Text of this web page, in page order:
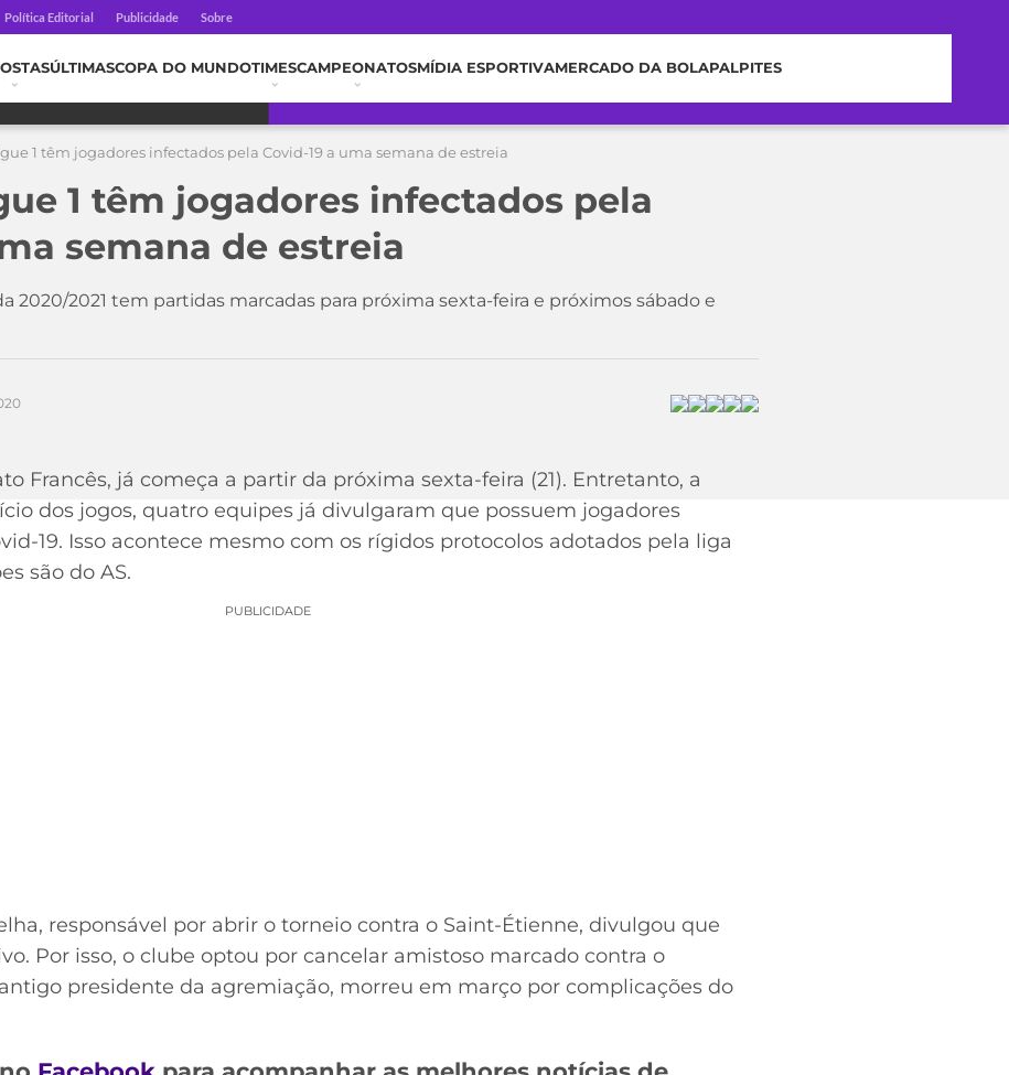
Política Editorial Publicidade Sobre
ÚLTIMASCOPA DO MUNDOTIMESCAMPEONATOSMÍDIA ESPORTIVAMERCADO DA BOLAPALPITES
1 têm jogadores infectados pela Covid-19 a uma semana de estreia
1 têm jogadores infectados pela
semana de estreia
2020/2021 tem partidas marcadas para próxima sexta-feira e próximos sábado e
Francês, já começa a partir da próxima sexta-feira (21). Entretanto, a
dos jogos, quatro equipes já divulgaram que possuem jogadores
19. Isso acontece mesmo com os rígidos protocolos adotados pela liga
são do AS.
PUBLICIDADE
responsável por abrir o torneio contra o Saint-Étienne, divulgou que
Por isso, o clube optou por cancelar amistoso marcado contra o
presidente da agremiação, morreu em março por complicações do